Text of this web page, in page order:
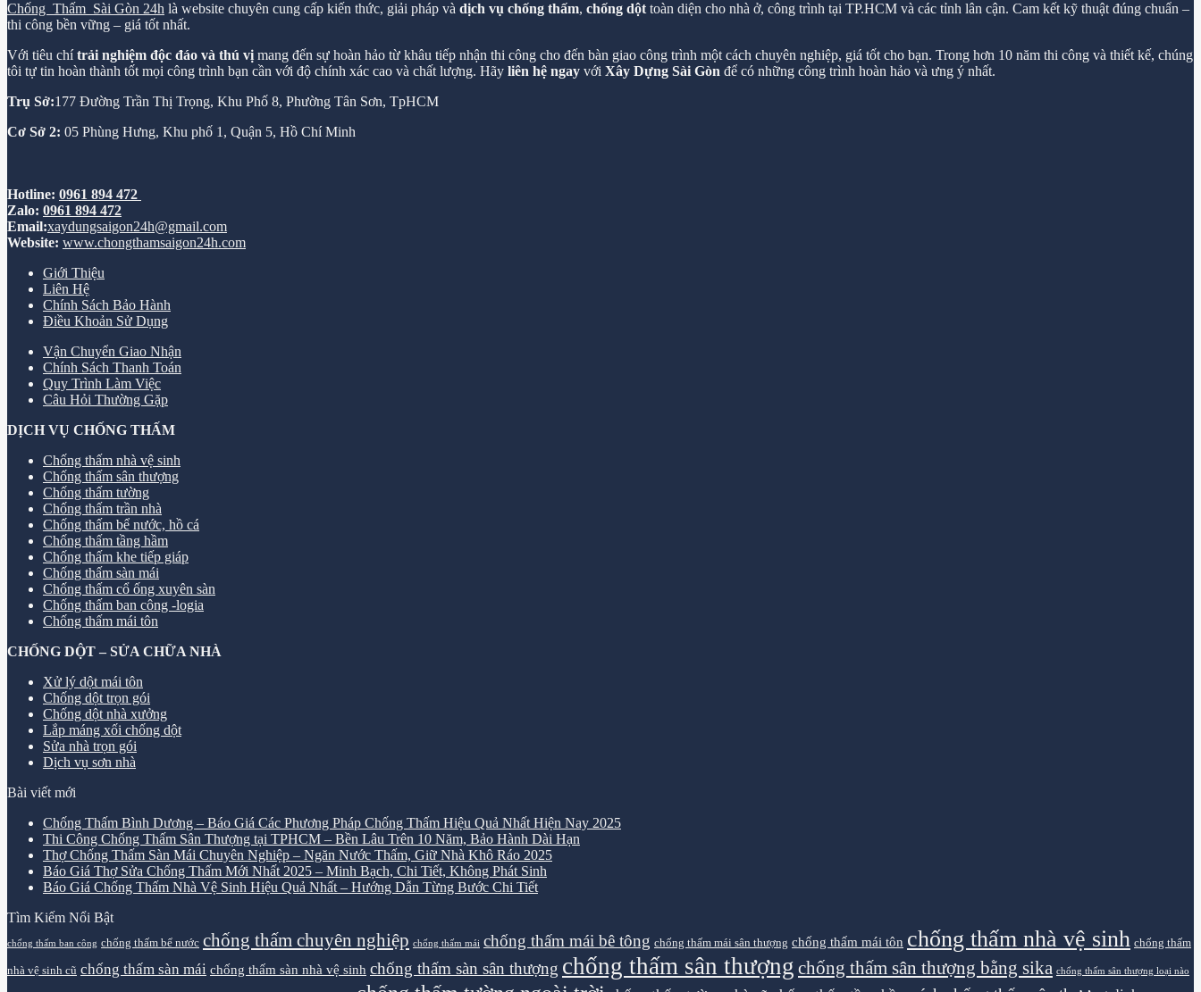
Chống Thấm Sài Gòn 24h là website chuyên cung cấp kiến thức, giải pháp và dịch vụ chống thấm, chống dột toàn diện cho nhà ở, công trình tại TP.HCM và các tỉnh lân cận. Cam kết kỹ thuật đúng chuẩn –
thi công bền vững – giá tốt nhất.
Với tiêu chítrải nghiệm độc đáo và thú vị mang đến sự hoàn hảo từ khâu tiếp nhận thi công cho đến bàn giao công trình một cách chuyên nghiệp, giá tốt cho bạn. Trong hơn 10 năm thi công và thiết kế, chúng
tôi tự tin hoàn thành tốt mọi công trình bạn cần với độ chính xác cao và chất lượng. Hãy liên hệ ngay với Xây Dựng Sài Gòn để có những công trình hoàn hảo và ưng ý nhất.
Trụ Sở:177 Đường Trần Thị Trọng, Khu Phố 8, Phường Tân Sơn, TpHCM
Cơ Sở 2: 05 Phùng Hưng, Khu phố 1, Quận 5, Hồ Chí Minh
Hotline: 0961 894 472
Zalo: 0961 894 472
Email:xaydungsaigon24h@gmail.com
Website: www.chongthamsaigon24h.com
Giới Thiệu
Liên Hệ
Chính Sách Bảo Hành
Điều Khoản Sử Dụng
Vận Chuyển Giao Nhận
Chính Sách Thanh Toán
Quy Trình Làm Việc
Câu Hỏi Thường Gặp
DỊCH VỤ CHỐNG THẤM
Chống thấm nhà vệ sinh
Chống thấm sân thượng
Chống thấm tường
Chống thấm trần nhà
Chống thấm bể nước, hồ cá
Chống thấm tầng hầm
Chống thấm khe tiếp giáp
Chống thấm sàn mái
Chống thấm cổ ống xuyên sàn
Chống thấm ban công -logia
Chống thấm mái tôn
CHỐNG DỘT – SỬA CHỮA NHÀ
Xử lý dột mái tôn
Chống dột trọn gói
Chống dột nhà xưởng
Lắp máng xối chống dột
Sửa nhà trọn gói
Dịch vụ sơn nhà
Bài viết mới
Chống Thấm Bình Dương – Báo Giá Các Phương Pháp Chống Thấm Hiệu Quả Nhất Hiện Nay 2025
Thi Công Chống Thấm Sân Thượng tại TPHCM – Bền Lâu Trên 10 Năm, Bảo Hành Dài Hạn
Thợ Chống Thấm Sàn Mái Chuyên Nghiệp – Ngăn Nước Thấm, Giữ Nhà Khô Ráo 2025
Báo Giá Thợ Sửa Chống Thấm Mới Nhất 2025 – Minh Bạch, Chi Tiết, Không Phát Sinh
Báo Giá Chống Thấm Nhà Vệ Sinh Hiệu Quả Nhất – Hướng Dẫn Từng Bước Chi Tiết
Tìm Kiếm Nổi Bật
chống thấm ban công chống thấm bể nước chống thấm chuyên nghiệp chống thấm mái chống thấm mái bê tông chống thấm mái sân thượng chống thấm mái tôn chống thấm nhà vệ sinh chống thấm
nhà vệ sinh cũ chống thấm sàn mái chống thấm sàn nhà vệ sinh chống thấm sàn sân thượng chống thấm sân thượng chống thấm sân thượng bằng sika chống thấm sân thượng loại nào